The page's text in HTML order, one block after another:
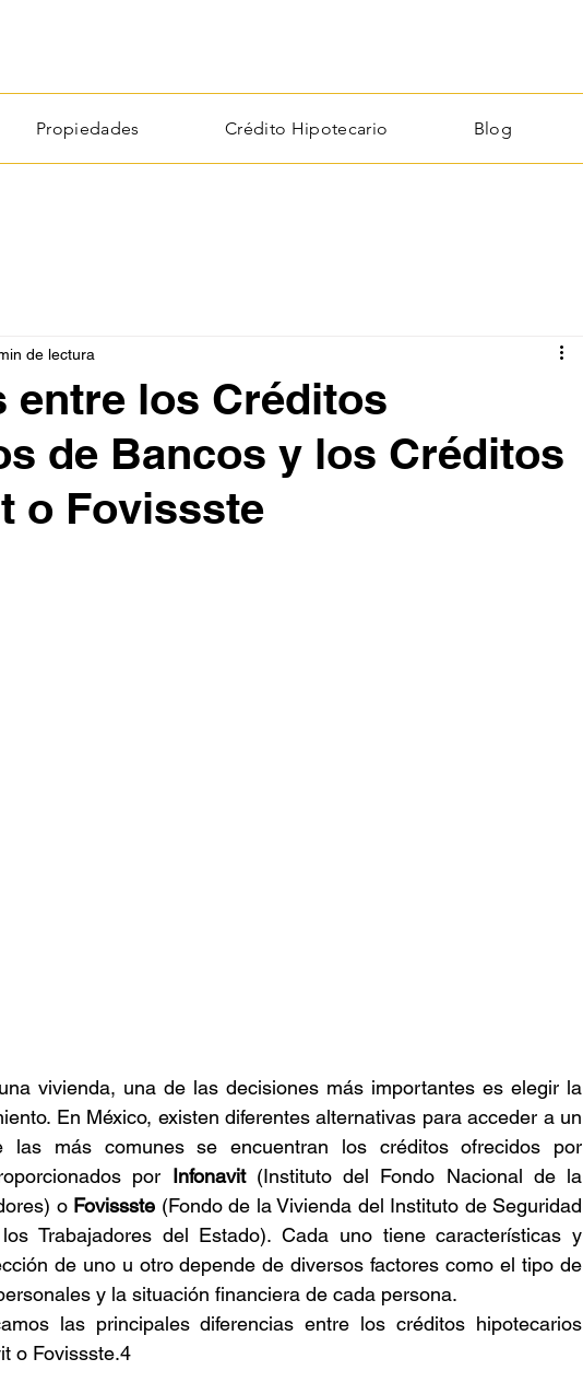
Propiedades Crédito Hipotecario Blog
entre los Créditos
de Bancos y los Créditos
o Fovissste
de lectura
vivienda, una de las decisiones más importantes es elegir la
En México, existen diferentes alternativas para acceder a un
por Infonavit (Instituto del Fondo Nacional de la
o Fovissste (Fondo de la Vivienda del Instituto de Seguridad
Trabajadores del Estado). Cada uno tiene características y
de uno u otro depende de diversos factores como el tipo de
y la situación financiera de cada persona.
las principales diferencias entre los créditos hipotecarios
o Fovissste.4